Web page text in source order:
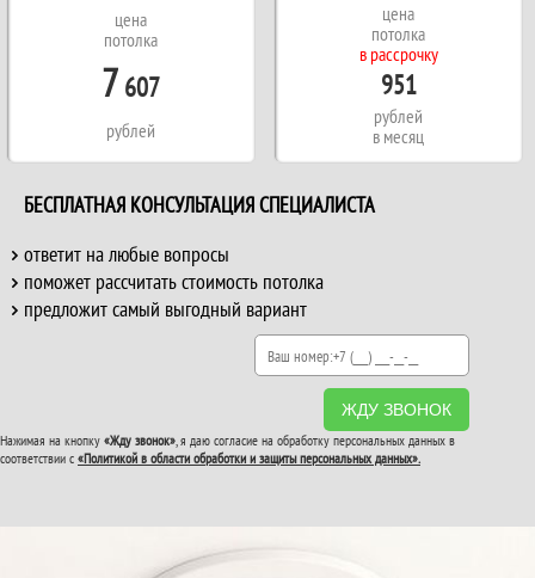
цена
потолка
7 607
рублей
цена
потолка
в рассрочку
951
рублей
в месяц
БЕСПЛАТНАЯ КОНСУЛЬТАЦИЯ СПЕЦИАЛИСТА
ответит на любые вопросы
поможет рассчитать стоимость потолка
предложит самый выгодный вариант
ЖДУ ЗВОНОК
Нажимая на кнопку «Жду звонок», я даю согласие на обработку персональных данных в
соответствии с «Политикой в области обработки и защиты персональных данных».